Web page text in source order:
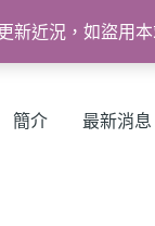
新近況，如盜用
簡介 最新消息